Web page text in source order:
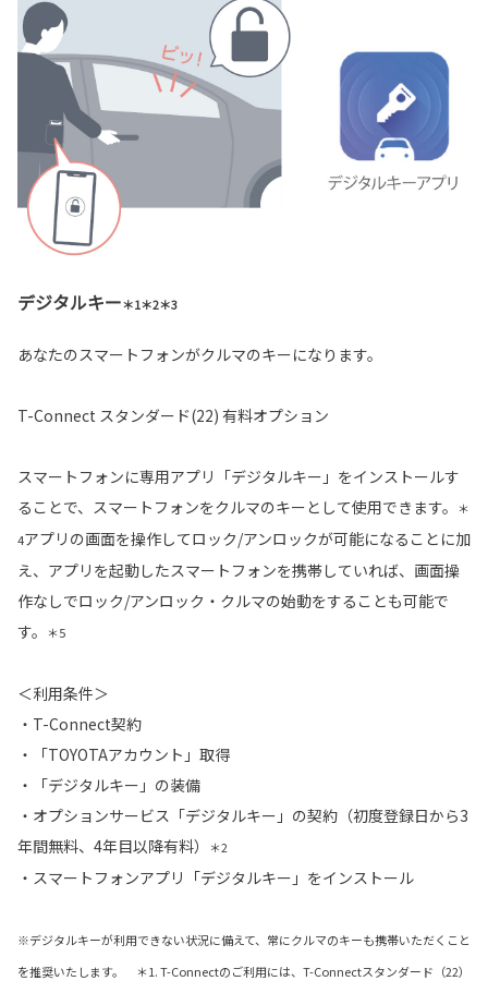
デジタルキー＊1＊2＊3
あなたのスマートフォンがクルマのキーになります。
T-Connect スタンダード(22) 有料オプション
スマートフォンに専用アプリ「デジタルキー」をインストールす
ることで、スマートフォンをクルマのキーとして使用できます。
＊
4アプリの画面を操作してロック/アンロックが可能になることに加
え、アプリを起動したスマートフォンを携帯していれば、画面操
作なしでロック/アンロック・クルマの始動をすることも可能で
す。
＊5
＜利用条件＞
・T-Connect契約
・「TOYOTAアカウント」取得
・「デジタルキー」の装備
・オプションサービス「デジタルキー」の契約（初度登録日から3
年間無料、4年目以降有料）
＊2
・スマートフォンアプリ「デジタルキー」をインストール
※デジタルキーが利用できない状況に備えて、常にクルマのキーも携帯いただくこと
を推奨いたします。 ＊1. T-Connectのご利用には、T-Connectスタンダード（22）